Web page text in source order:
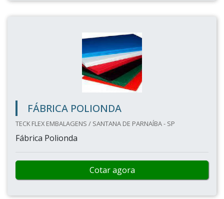
FÁBRICA POLIONDA
TECK FLEX EMBALAGENS / SANTANA DE PARNAÍBA - SP
Fábrica Polionda
Cotar agora